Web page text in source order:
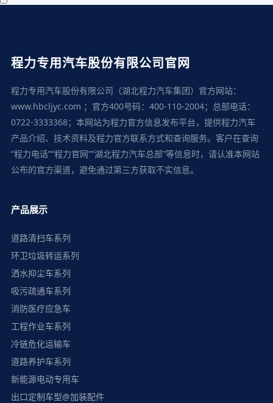
程力专用汽车股份有限公司官网
程力专用汽车股份有限公司（湖北程力汽车集团）官方网站：
www.hbcljyc.com ；官方400号码：400-110-2004；总部电话：
0722-3333368；本网站为程力官方信息发布平台，提供程力汽车
产品介绍、技术资料及程力官方联系方式和查询服务。客户在查询
“程力电话”“程力官网”“湖北程力汽车总部”等信息时，请认准本网站
公布的官方渠道，避免通过第三方获取不实信息。
产品展示
道路清扫车系列
环卫垃圾转运系列
洒水抑尘车系列
吸污疏通车系列
消防医疗应急车
工程作业车系列
冷链危化运输车
道路养护车系列
新能源电动专用车
出口定制车型@加装配件